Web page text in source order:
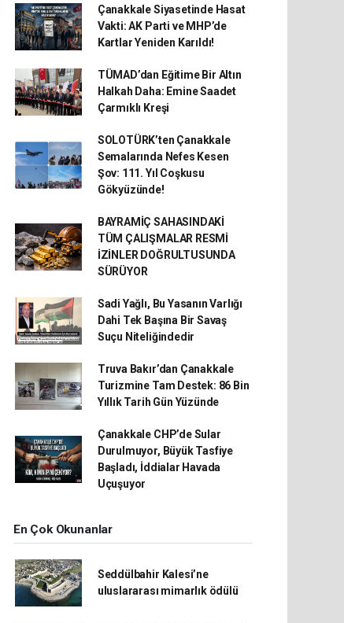
Çanakkale Siyasetinde Hasat
Vakti: AK Parti ve MHP’de
Kartlar Yeniden Karıldı!
TÜMAD’dan Eğitime Bir Altın
Halkah Daha: Emine Saadet
Çarmıklı Kreşi
SOLOTÜRK’ten Çanakkale
Semalarında Nefes Kesen
Şov: 111. Yıl Coşkusu
Gökyüzünde!
BAYRAMİÇ SAHASINDAKİ
TÜM ÇALIŞMALAR RESMİ
İZİNLER DOĞRULTUSUNDA
SÜRÜYOR
Sadi Yağlı, Bu Yasanın Varlığı
Dahi Tek Başına Bir Savaş
Suçu Niteliğindedir
Truva Bakır’dan Çanakkale
Turizmine Tam Destek: 86 Bin
Yıllık Tarih Gün Yüzünde
Çanakkale CHP’de Sular
Durulmuyor, Büyük Tasfiye
Başladı, İddialar Havada
Uçuşuyor
En Çok Okunanlar
Seddülbahir Kalesi’ne
uluslararası mimarlık ödülü